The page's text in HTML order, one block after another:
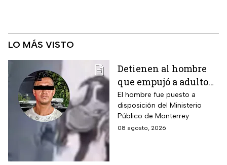
LO MÁS VISTO
Detienen al hombre
que empujó a adulto
mayor frente a un
tráiler en Monterrey
El hombre fue puesto a
disposición del Ministerio
Público de Monterrey
08 agosto, 2026